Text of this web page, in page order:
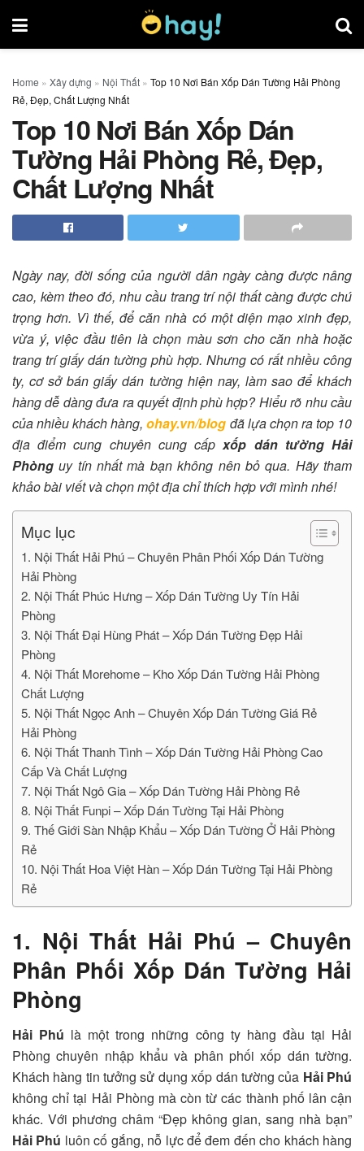
Home » Xây dựng » Nội Thất » Top 10 Nơi Bán Xốp Dán Tường Hải Phòng
Rẻ, Đẹp, Chất Lượng Nhất
Top 10 Nơi Bán Xốp Dán
Tường Hải Phòng Rẻ, Đẹp,
Chất Lượng Nhất
Ngày nay, đời sống của người dân ngày càng được nâng
cao, kèm theo đó, nhu cầu trang trí nội thất càng được chú
trọng hơn. Vì thế, để căn nhà có một diện mạo xinh đẹp,
vừa ý, việc đầu tiên là chọn màu sơn cho căn nhà hoặc
trang trí giấy dán tường phù hợp. Nhưng có rất nhiều công
ty, cơ sở bán giấy dán tường hiện nay, làm sao để khách
hàng dễ dàng đưa ra quyết định phù hợp? Hiểu rõ nhu cầu
của nhiều khách hàng,ohay.vn/blog đã lựa chọn ra top 10
địa điểm cung chuyên cung cấpxốp dán tường Hải
Phòng uy tín nhất mà bạn không nên bỏ qua. Hãy tham
khảo bài viết và chọn một địa chỉ thích hợp với mình nhé!
Mục lục
1. Nội Thất Hải Phú – Chuyên Phân Phối Xốp Dán Tường
Hải Phòng
2. Nội Thất Phúc Hưng – Xốp Dán Tường Uy Tín Hải
Phòng
3. Nội Thất Đại Hùng Phát – Xốp Dán Tường Đẹp Hải
Phòng
4. Nội Thất Morehome – Kho Xốp Dán Tường Hải Phòng
Chất Lượng
5. Nội Thất Ngọc Anh – Chuyên Xốp Dán Tường Giá Rẻ
Hải Phòng
6. Nội Thất Thanh Tình – Xốp Dán Tường Hải Phòng Cao
Cấp Và Chất Lượng
7. Nội Thất Ngô Gia – Xốp Dán Tường Hải Phòng Rẻ
8. Nội Thất Funpi – Xốp Dán Tường Tại Hải Phòng
9. Thế Giới Sàn Nhập Khẩu – Xốp Dán Tường Ở Hải Phòng
Rẻ
10. Nội Thất Hoa Việt Hàn – Xốp Dán Tường Tại Hải Phòng
Rẻ
1. Nội Thất Hải Phú – Chuyên
Phân Phối Xốp Dán Tường Hải
Phòng
Hải Phú là một trong những công ty hàng đầu tại Hải
Phòng chuyên nhập khẩu và phân phối xốp dán tường.
Khách hàng tin tưởng sử dụng xốp dán tường của Hải Phú
không chỉ tại Hải Phòng mà còn từ các thành phố lân cận
khác. Với phương châm “Đẹp không gian, sang nhà bạn”
Hải Phú luôn cố gắng, nỗ lực để đem đến cho khách hàng